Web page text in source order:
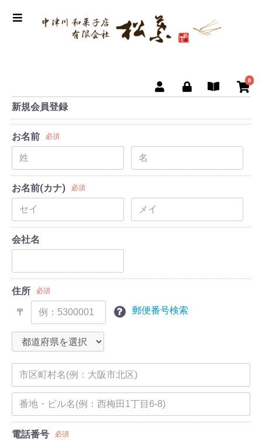
0
新規会員登録
お名前 必須
お名前(カナ) 必須
会社名
住所 必須
〒 郵便番号検索
電話番号 必須